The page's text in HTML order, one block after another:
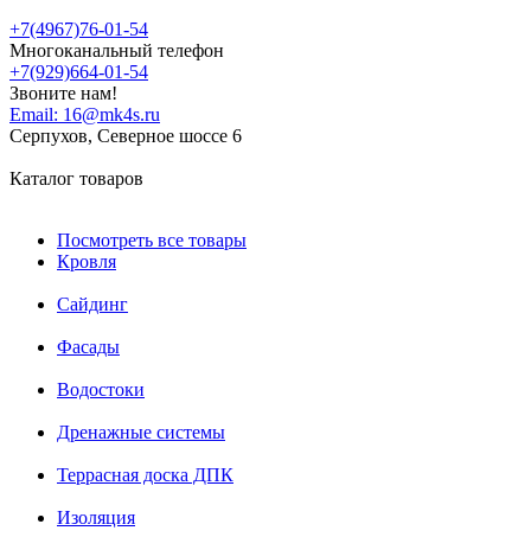
+7(4967)76-01-54
Многоканальный телефон
+7(929)664-01-54
Звоните нам!
Email: 16@mk4s.ru
Серпухов, Северное шоссе 6
Каталог товаров
Посмотреть все товары
Кровля
Сайдинг
Фасады
Водостоки
Дренажные системы
Террасная доска ДПК
Изоляция